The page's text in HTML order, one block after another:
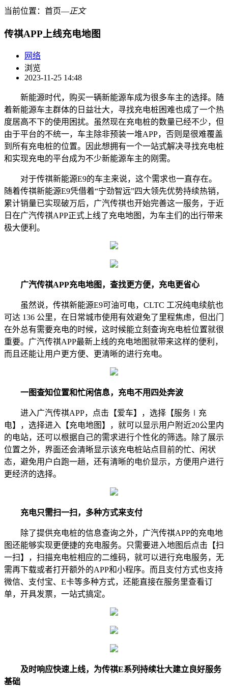
当前位置： 首页―正文
传祺APP上线充电地图
网络
浏览
2023-11-25 14:48
新能源时代，购买一辆新能源车成为很多车主的选择。随
着新能源车主群体的日益壮大，寻找充电桩困难也成了一个热
度居高不下的使用困扰。虽然现在充电桩的数量已经不少，但
由于平台的不统一，车主除非预装一堆APP，否则是很难覆盖
到所有充电桩的位置。因此想拥有一个一站式解决寻找充电桩
和实现充电的平台成为不少新能源车主的刚需。
对于传祺新能源E9的车主来说，这个需求也一直存在。
随着传祺新能源E9凭借着“宁劲智远”四大领先优势持续热销，
累计销量已实现破万后，广汽传祺也开始完善这一服务，于近
日在广汽传祺APP正式上线了充电地图，为车主们的出行带来
极大便利。
广汽传祺APP充电地图，查找更方便，充电更省心
虽然说，传祺新能源E9可油可电，CLTC 工况纯电续航也
可达 136 公里，在日常城市使用有效避免了里程焦虑，但出门
在外总有需要充电的时候，这时候能立刻查询充电桩位置就很
重要。广汽传祺APP最新上线的充电地图就带来这样的便利，
而且还能让用户更方便、更清晰的进行充电。
一图查知位置和忙闲信息，充电不用四处奔波
进入广汽传祺APP，点击【爱车】，选择【服务∣充
电】，选择进入【充电地图】，就可以显示用户附近20公里内
的电站，还可以根据自己的需求进行个性化的筛选。除了展示
位置之外，界面还会清晰显示该充电桩站点目前的忙、闲状
态，避免用户白跑一趟，还有清晰的电价显示，方便用户进行
更经济的选择。
充电只需扫一扫，多种方式来支付
除了提供充电桩的信息查询之外，广汽传祺APP的充电地
图还能够实现更便捷的充电服务。只需要进入地图后点击【扫
一扫】，扫描充电桩相应的二维码，就可以进行充电服务，无
需再下载或者打开额外的APP和小程序。而且支付方式也支持
微信、支付宝、E卡等多种方式，还能直接在服务里查看订
单，开具发票，一站式搞定。
及时响应快速上线，为传祺E系列持续壮大建立良好服务
基础